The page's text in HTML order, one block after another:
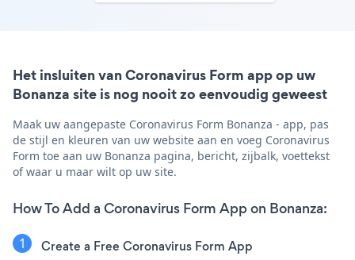
Het insluiten van Coronavirus Form app op uw
Bonanza site is nog nooit zo eenvoudig geweest
Maak uw aangepaste Coronavirus Form Bonanza - app, pas
de stijl en kleuren van uw website aan en voeg Coronavirus
Form toe aan uw Bonanza pagina, bericht, zijbalk, voettekst
of waar u maar wilt op uw site.
How To Add a Coronavirus Form App on Bonanza:
Create a Free Coronavirus Form App